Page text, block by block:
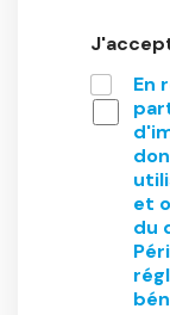
En
et
du